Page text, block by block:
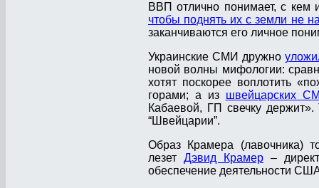
ВВП отлично понимает, с кем
чтобы поднять их с земли не
заканчиваются его личное
Украинские СМИ дружно
новой волны мифологии:
хотят поскорее воплотить
горами; а из швейцарских
Кабаевой, ГП свечку
“Швейцарии”.
Образ Крамера (лавочника)
лезет Дэвид Крамер –
обеспечение деятельности